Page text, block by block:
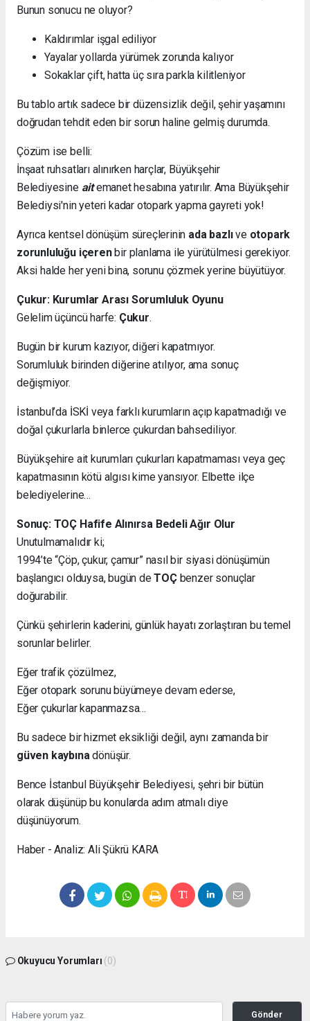
Bunun sonucu ne oluyor?
Kaldırımlar işgal ediliyor
Yayalar yollarda yürümek zorunda kalıyor
Sokaklar çift, hatta üç sıra parkla kilitleniyor
Bu tablo artık sadece bir düzensizlik değil, şehir yaşamını
doğrudan tehdit eden bir sorun haline gelmiş durumda.
Çözüm ise belli:
İnşaat ruhsatları alınırken harçlar, Büyükşehir
Belediyesine aitemanet hesabına yatırılır. Ama Büyükşehir
Belediysi'nin yeteri kadar otopark yapma gayreti yok!
Ayrıca kentsel dönüşüm süreçlerinin ada bazlıve otopark
zorunluluğu içerenbir planlama ile yürütülmesi gerekiyor.
Aksi halde her yeni bina, sorunu çözmek yerine büyütüyor.
Çukur: Kurumlar Arası Sorumluluk Oyunu
Gelelim üçüncü harfe: Çukur.
Bugün bir kurum kazıyor, diğeri kapatmıyor.
Sorumluluk birinden diğerine atılıyor, ama sonuç
değişmiyor.
İstanbul’da İSKİ veya farklı kurumların açıp kapatmadığı ve
doğal çukurlarla binlerce çukurdan bahsediliyor.
Büyükşehire ait kurumları çukurları kapatmaması veya geç
kapatmasının kötü algısı kime yansıyor. Elbette ilçe
belediyelerine…
Sonuç: TOÇ Hafife Alınırsa Bedeli Ağır Olur
Unutulmamalıdır ki;
1994’te “Çöp, çukur, çamur” nasıl bir siyasi dönüşümün
başlangıcı olduysa, bugün deTOÇbenzer sonuçlar
doğurabilir.
Çünkü şehirlerin kaderini, günlük hayatı zorlaştıran bu temel
sorunlar belirler.
Eğer trafik çözülmez,
Eğer otopark sorunu büyümeye devam ederse,
Eğer çukurlar kapanmazsa…
Bu sadece bir hizmet eksikliği değil, aynı zamanda bir
güven kaybına dönüşür.
Bence İstanbul Büyükşehir Belediyesi, şehri bir bütün
olarak düşünüp bu konularda adım atmalı diye
düşünüyorum.
Haber - Analiz: Ali Şükrü KARA
Okuyucu Yorumları (0)
Gönder